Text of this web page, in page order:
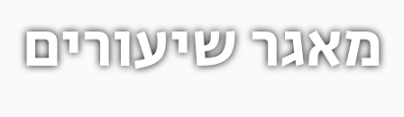
מאגר שיעורים